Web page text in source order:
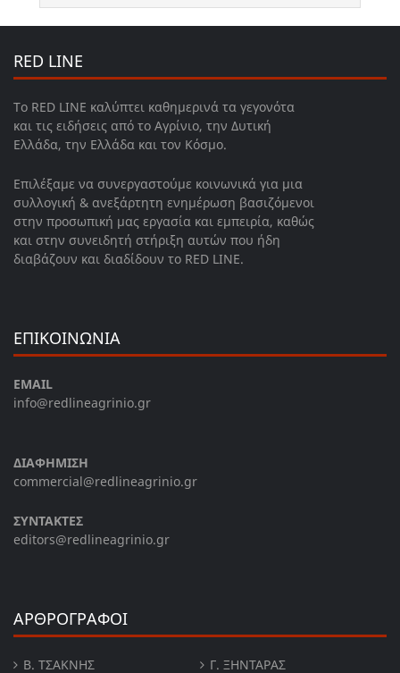
RED LINE
Το RED LINE καλύπτει καθημερινά τα γεγονότα
και τις ειδήσεις από το Αγρίνιο, την Δυτική
Ελλάδα, την Ελλάδα και τον Κόσμο.
Επιλέξαμε να συνεργαστούμε κοινωνικά για μια
συλλογική & ανεξάρτητη ενημέρωση βασιζόμενοι
στην προσωπική μας εργασία και εμπειρία, καθώς
και στην συνειδητή στήριξη αυτών που ήδη
διαβάζουν και διαδίδουν το RED LINE.
ΕΠΙΚΟΙΝΩΝΙΑ
EMAIL
info@redlineagrinio.gr
ΔΙΑΦΗΜΙΣΗ
commercial@redlineagrinio.gr
ΣΥΝΤΑΚΤΕΣ
editors@redlineagrinio.gr
ΑΡΘΡΟΓΡΑΦΟΙ
Β. ΤΣΆΚΝΗΣ Γ. ΞΗΝΤΆΡΑΣ